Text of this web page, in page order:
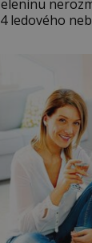
ledového
Zálivka: ✿ 4
✿ ½ stroužku